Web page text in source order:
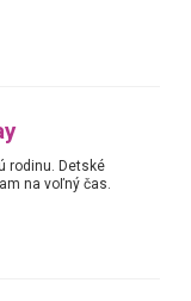
rodinu. Detské
na voľný čas.